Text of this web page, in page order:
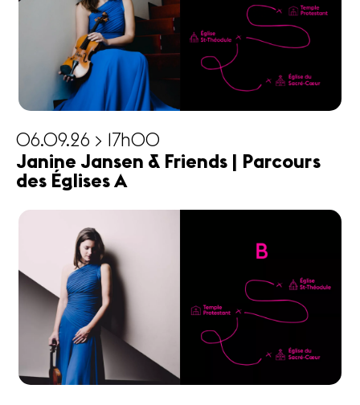
06.09.26 > 17h00
Janine Jansen & Friends | Parcours
des Églises A